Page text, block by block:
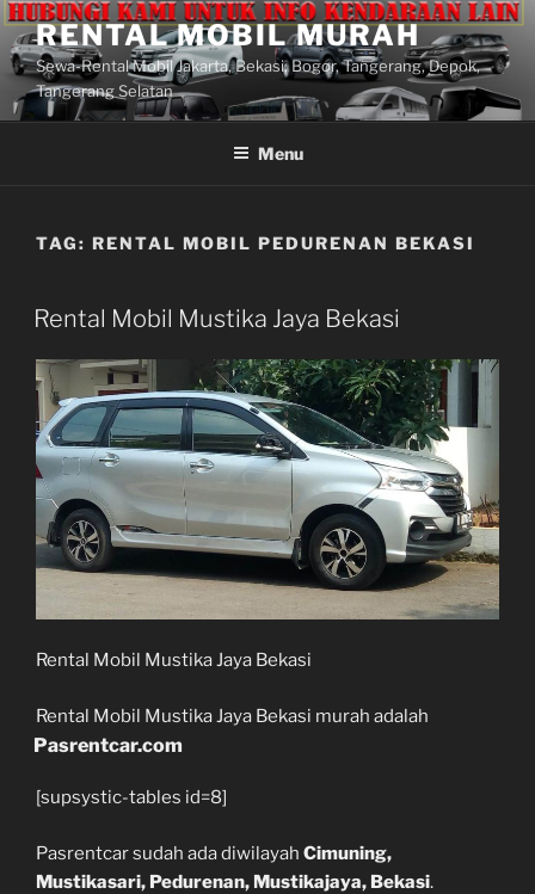
Lompat
ke
konten
RENTAL MOBIL MURAH
Sewa-Rental Mobil Jakarta, Bekasi, Bogor, Tangerang, Depok,
Tangerang Selatan
Menu
TAG: RENTAL MOBIL PEDURENAN BEKASI
Rental Mobil Mustika Jaya Bekasi
Rental Mobil Mustika Jaya Bekasi
Rental Mobil Mustika Jaya Bekasi murah adalah
Pasrentcar.com
[supsystic-tables id=8]
Pasrentcar sudah ada diwilayah Cimuning,
Mustikasari, Pedurenan, Mustikajaya, Bekasi.